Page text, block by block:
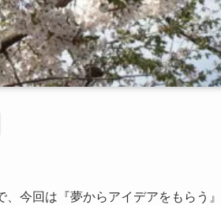
今回は『夢からアイデアをもらう』